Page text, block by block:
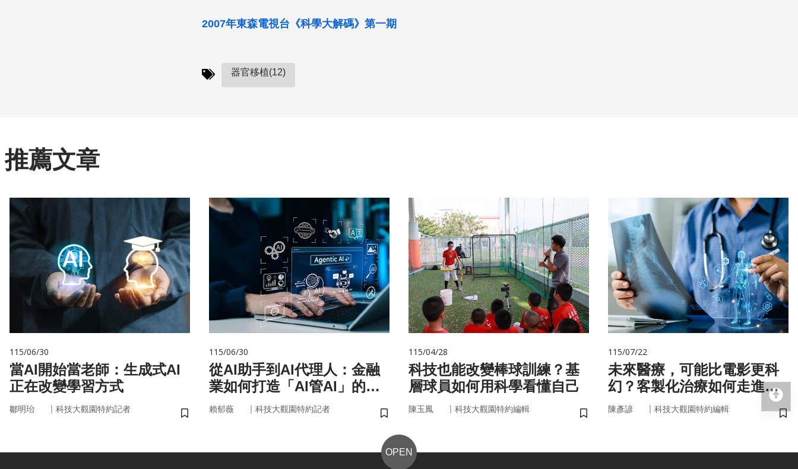
2007年東森電視台《科學大解碼》第一期
器官移植(12)
推薦文章
115/06/30
當AI開始當老師：生成式AI
正在改變學習方式
鄒明珆 ｜ 科技大觀園特約記者
儲存書籤
115/06/30
從AI助手到AI代理人：金融
業如何打造「AI管AI」的新
治理模式？
賴郁薇 ｜ 科技大觀園特約記者
儲存書籤
115/04/28
科技也能改變棒球訓練？基
層球員如何用科學看懂自己
陳玉鳳 ｜ 科技大觀園特約編輯
儲存書籤
115/07/22
未來醫療，可能比電影更科
幻？客製化治療如何走進真
實世界
陳彥諺 ｜ 科技大觀園特約編輯
儲
OPEN
回